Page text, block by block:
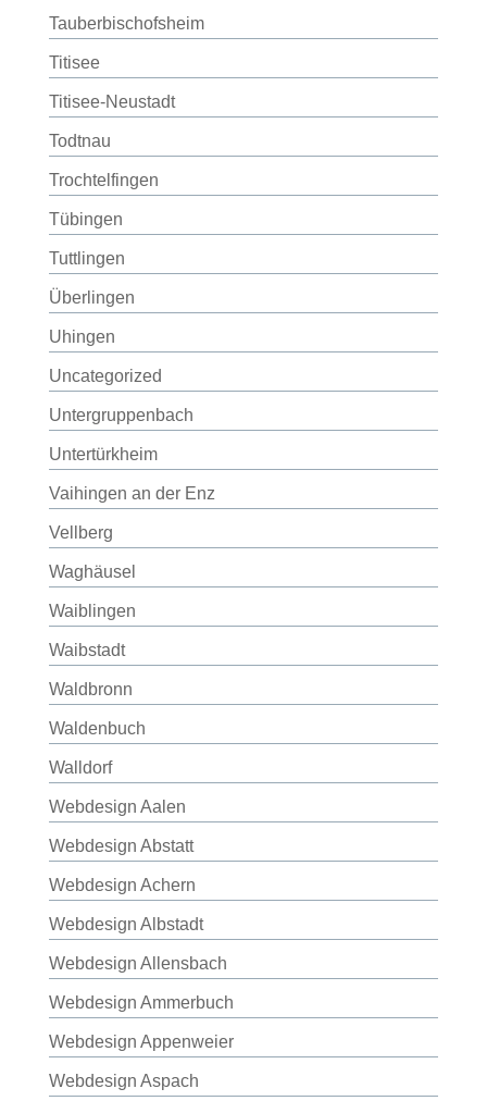
Tauberbischofsheim
Titisee
Titisee-Neustadt
Todtnau
Trochtelfingen
Tübingen
Tuttlingen
Überlingen
Uhingen
Uncategorized
Untergruppenbach
Untertürkheim
Vaihingen an der Enz
Vellberg
Waghäusel
Waiblingen
Waibstadt
Waldbronn
Waldenbuch
Walldorf
Webdesign Aalen
Webdesign Abstatt
Webdesign Achern
Webdesign Albstadt
Webdesign Allensbach
Webdesign Ammerbuch
Webdesign Appenweier
Webdesign Aspach